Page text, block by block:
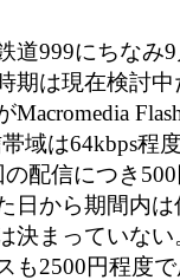
道999にちなみ
期は現在検討
Macromedia
域は64kbps程
配信につき
日から期間内
決まっていな
も2500円程度